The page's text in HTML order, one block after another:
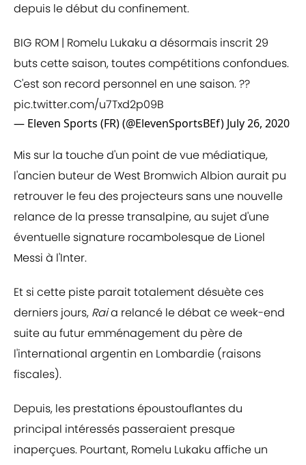
depuis le début du confinement.
BIG ROM | Romelu Lukaku a désormais inscrit 29
buts cette saison, toutes compétitions confondues.
C'est son record personnel en une saison. ??
pic.twitter.com/u7Txd2p09B
— Eleven Sports (FR) (@ElevenSportsBEf) July 26, 2020
Mis sur la touche d'un point de vue médiatique,
l'ancien buteur de West Bromwich Albion aurait pu
retrouver le feu des projecteurs sans une nouvelle
relance de la presse transalpine, au sujet d'une
éventuelle signature rocambolesque de Lionel
Messi à l'Inter.
Et si cette piste parait totalement désuète ces
derniers jours, Raia relancé le débat ce week-end
suite au futur emménagement du père de
l'international argentin en Lombardie (raisons
fiscales).
Depuis, les prestations époustouflantes du
principal intéressés passeraient presque
inaperçues. Pourtant, Romelu Lukaku affiche un